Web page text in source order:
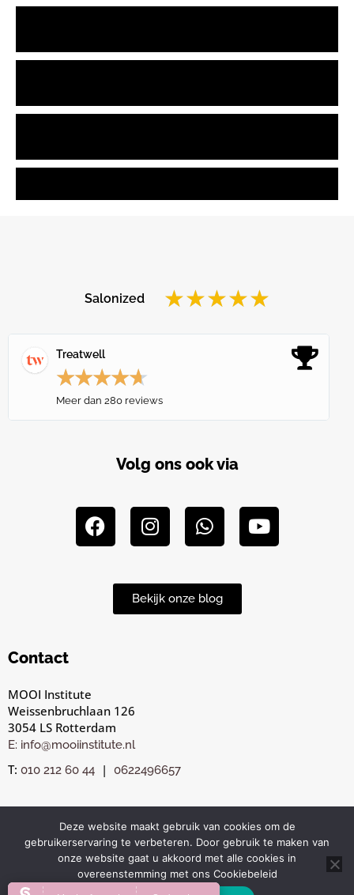
Salonized ★★★★★
Treatwell
★★★★★
Meer dan 280 reviews
Volg ons ook via
Bekijk onze blog
Contact
MOOI Institute
Weissenbruchlaan 126
3054 LS Rotterdam
E: info@mooiinstitute.nl
T: 010 212 60 44 | 0622496657
© Copyright MOOI Institute Rotterdam 2025. All rights
reserved. |Privacybeleid | Algemene voorwaarden
Deze website maakt gebruik van cookies om de
gebruikerservaring te verbeteren. Door gebruik te maken van
onze website gaat u akkoord met alle cookies in
overeenstemming met ons Cookiebeleid